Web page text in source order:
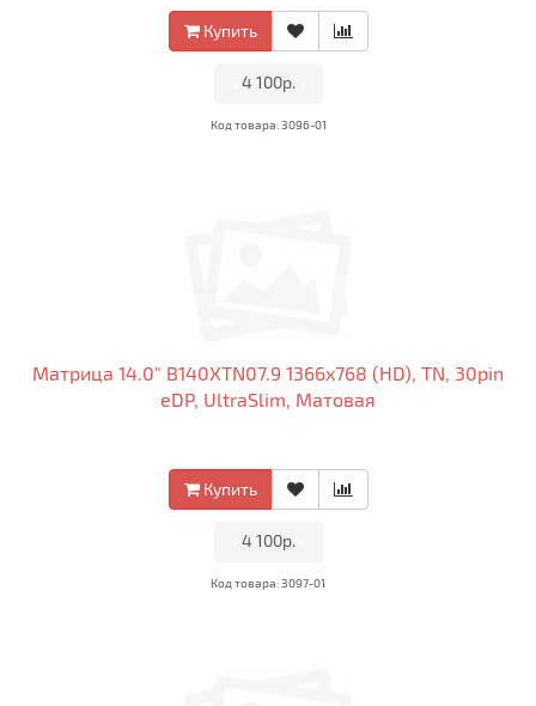
Купить
4 100р.
Код товара: 3096-01
Матрица 14.0" B140XTN07.9 1366x768 (HD), TN, 30pin
eDP, UltraSlim, Матовая
Купить
4 100р.
Код товара: 3097-01